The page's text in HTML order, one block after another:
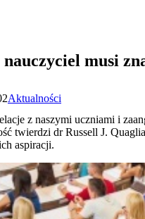
musi
Aktualności
z naszymi uczniami i
twierdzi dr Russell J.
aspiracji.